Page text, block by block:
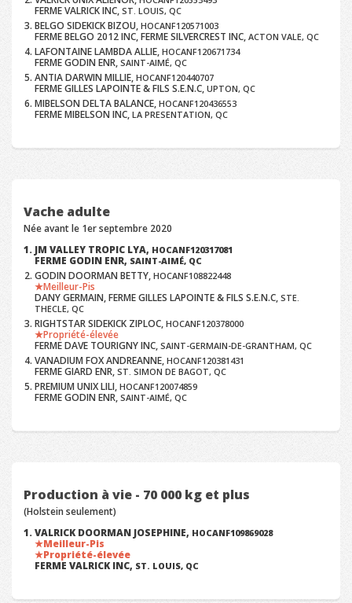
FERME VALRICK INC,ST. LOUIS, QC
BELGO SIDEKICK BIZOU,HOCANF120571003
FERME BELGO 2012 INC, FERME SILVERCREST INC,ACTON VALE, QC
LAFONTAINE LAMBDA ALLIE,HOCANF120671734
FERME GODIN ENR,SAINT-AIMÉ, QC
ANTIA DARWIN MILLIE,HOCANF120440707
FERME GILLES LAPOINTE & FILS S.E.N.C,UPTON, QC
MIBELSON DELTA BALANCE,HOCANF120436553
FERME MIBELSON INC,LA PRESENTATION, QC
Vache adulte
Née avant le 1er septembre 2020
JM VALLEY TROPIC LYA, HOCANF120317081
FERME GODIN ENR, SAINT-AIMÉ, QC
GODIN DOORMAN BETTY,HOCANF108822448
Meilleur-Pis
DANY GERMAIN, FERME GILLES LAPOINTE & FILS S.E.N.C,STE.
THECLE, QC
RIGHTSTAR SIDEKICK ZIPLOC,HOCANF120378000
Propriété-élevée
FERME DAVE TOURIGNY INC,SAINT-GERMAIN-DE-GRANTHAM, QC
VANADIUM FOX ANDREANNE,HOCANF120381431
FERME GIARD ENR,ST. SIMON DE BAGOT, QC
PREMIUM UNIX LILI,HOCANF120074859
FERME GODIN ENR,SAINT-AIMÉ, QC
Production à vie - 70 000 kg et plus
(Holstein seulement)
VALRICK DOORMAN JOSEPHINE, HOCANF109869028
Meilleur-Pis
Propriété-élevée
FERME VALRICK INC, ST. LOUIS, QC